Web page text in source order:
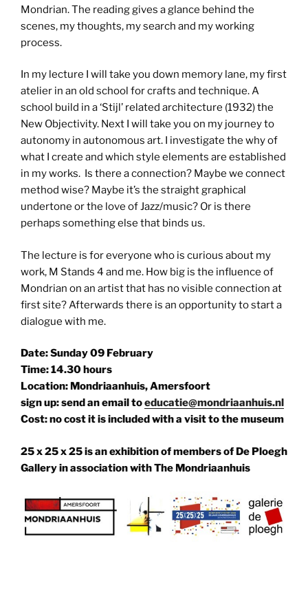
Mondrian. The reading gives a glance behind the
scenes, my thoughts, my search and my working
process.
In my lecture I will take you down memory lane, my first
atelier in an old school for crafts and technique. A
school build in a ‘Stijl’ related architecture (1932) the
New Objectivity. Next I will take you on my journey to
autonomy in autonomous art. I investigate the why of
what I create and which style elements are established
in my works. Is there a connection? Maybe we connect
method wise? Maybe it’s the straight graphical
undertone or the love of Jazz/music? Or is there
perhaps something else that binds us.
The lecture is for everyone who is curious about my
work, M Stands 4 and me. How big is the influence of
Mondrian on an artist that has no visible connection at
first site? Afterwards there is an opportunity to start a
dialogue with me.
Date: Sunday 09 February
Time: 14.30 hours
Location: Mondriaanhuis, Amersfoort
sign up: send an email toeducatie@mondriaanhuis.nl
Cost: no cost it is included with a visit to the museum
25 x 25 x 25 is an exhibition of members of De Ploegh
Gallery in association with The Mondriaanhuis